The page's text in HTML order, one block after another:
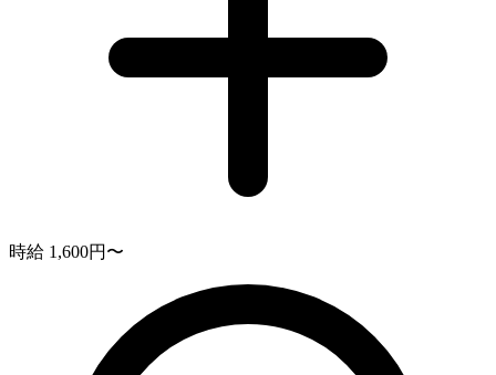
時給 1,600円〜